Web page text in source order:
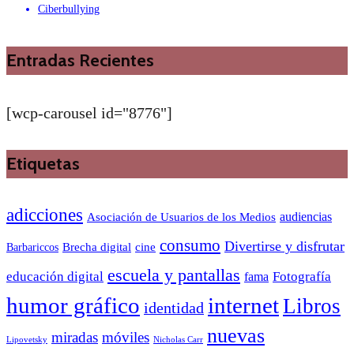
Ciberbullying
Entradas Recientes
[wcp-carousel id="8776"]
Etiquetas
adicciones Asociación de Usuarios de los Medios audiencias
Barbariccos Brecha digital cine consumo Divertirse y disfrutar
educación digital escuela y pantallas fama Fotografía
humor gráfico identidad internetLibros
Lipovetsky miradas móviles Nicholas Carr nuevas